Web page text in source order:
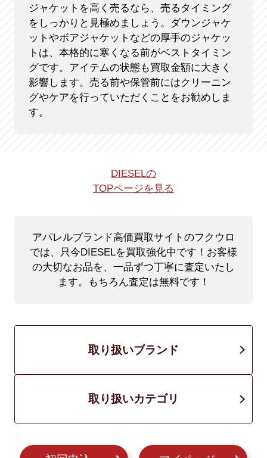
ジャケットを高く売るなら、売るタイミング
をしっかりと見極めましょう。ダウンジャケ
ットやボアジャケットなどの厚手のジャケッ
トは、本格的に寒くなる前がベストタイミン
グです。アイテムの状態も買取金額に大きく
影響します。売る前や保管前にはクリーニン
グやケアを行っていただくことをお勧めしま
す。
DIESELの
TOPページを見る
アパレルブランド高価買取サイトのフクウロ
では、只今DIESELを買取強化中です！ お客様
の大切なお品を、一品ずつ丁寧に査定いたし
ます。もちろん査定は無料です！
取り扱いブランド
取り扱いカテゴリ